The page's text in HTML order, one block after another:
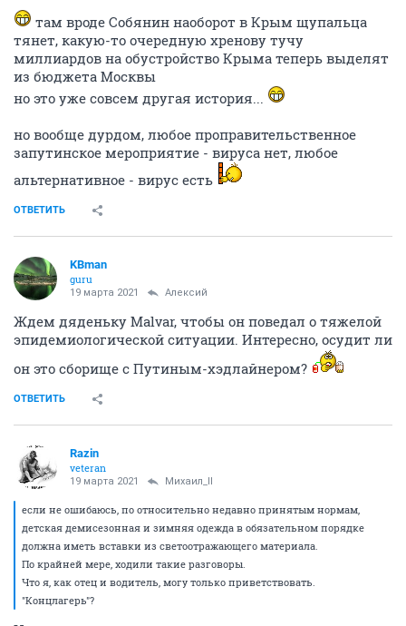
там вроде Собянин наоборот в Крым щупальца
тянет, какую-то очередную хренову тучу
миллиардов на обустройство Крыма теперь выделят
из бюджета Москвы
но это уже совсем другая история...
но вообще дурдом, любое проправительственное
запутинское мероприятие - вируса нет, любое
альтернативное - вирус есть
ОТВЕТИТЬ
KBman
guru
19 марта 2021 Алексий
Ждем дяденьку Malvar, чтобы он поведал о тяжелой
эпидемиологической ситуации. Интересно, осудит ли
он это сборище с Путиным-хэдлайнером?
ОТВЕТИТЬ
Razin
veteran
19 марта 2021 Михаил_II
если не ошибаюсь, по относительно недавно принятым нормам,
детская демисезонная и зимняя одежда в обязательном порядке
должна иметь вставки из светоотражающего материала.
По крайней мере, ходили такие разговоры.
Что я, как отец и водитель, могу только приветствовать.
"Концлагерь"?